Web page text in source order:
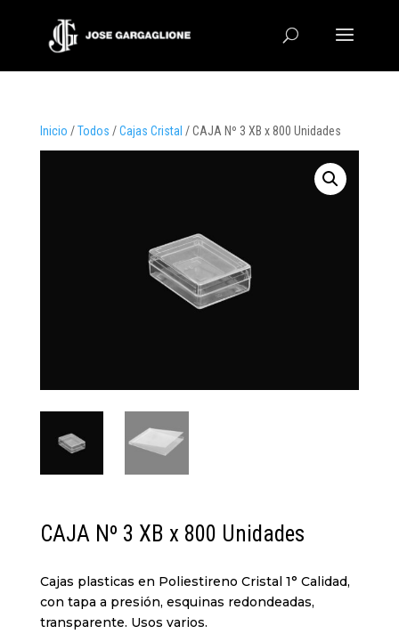
Inicio /Todos /Cajas Cristal / CAJA Nº 3 XB x 800 Unidades
CAJA Nº 3 XB x 800 Unidades
Cajas plasticas en Poliestireno Cristal 1° Calidad,
con tapa a presión, esquinas redondeadas,
transparente. Usos varios.